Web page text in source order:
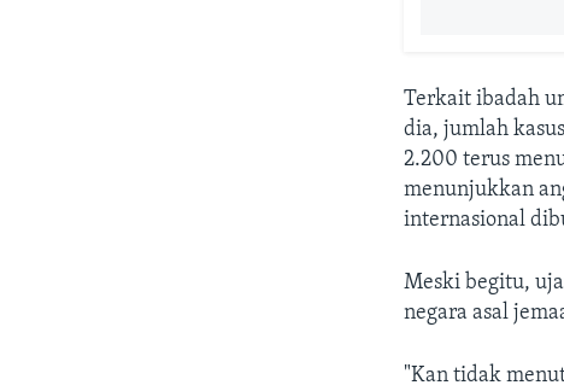
Terkait ibadah
dia, jumlah
2.200 terus
menunjukkan
internasional
Meski begitu,
negara asal
"Kan tidak